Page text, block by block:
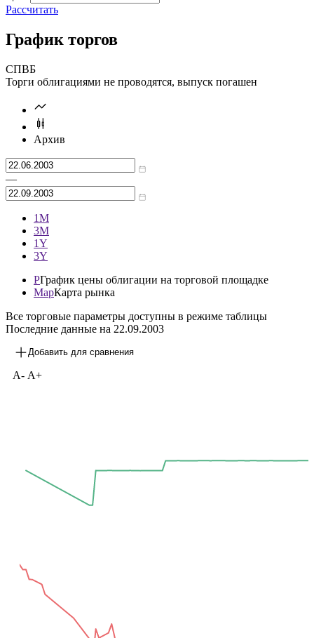
Рассчитать
График торгов
СПВБ
Торги облигациями не проводятся, выпуск погашен
Архив
—
1М
3М
1Y
3Y
PГрафик цены облигации на торговой площадке
MapКарта рынка
Все торговые параметры доступны в режиме таблицы
Последние данные на 22.09.2003
Добавить для сравнения